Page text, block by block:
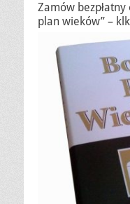
Zamów
plan wieków” –